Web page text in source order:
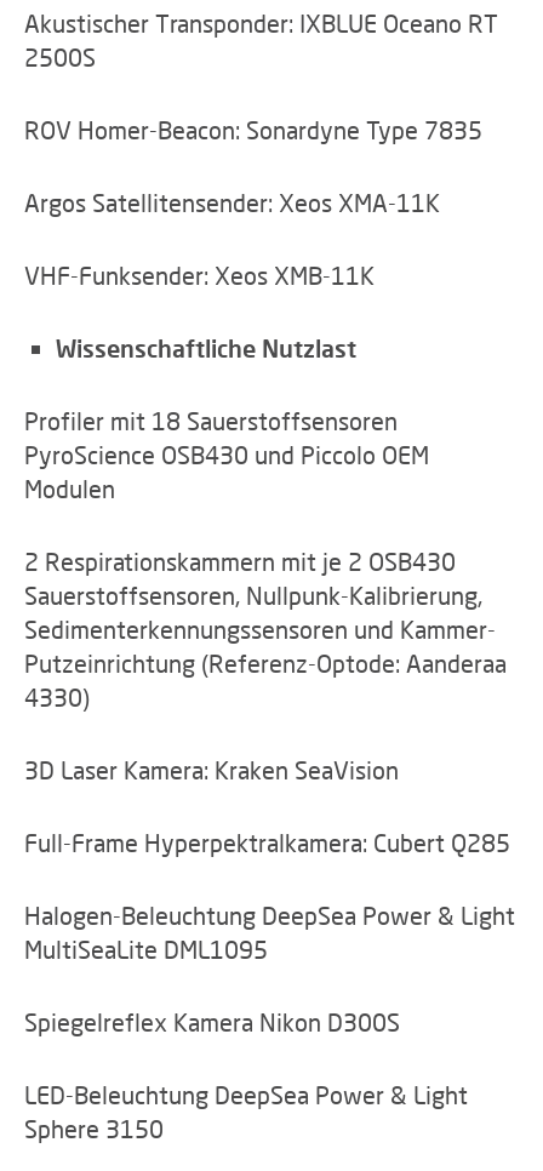
Akustischer Transponder: IXBLUE Oceano RT
2500S
ROV Homer-Beacon: Sonardyne Type 7835
Argos Satellitensender: Xeos XMA-11K
VHF-Funksender: Xeos XMB-11K
Wissenschaftliche Nutzlast
Profiler mit 18 Sauerstoffsensoren
PyroScience OSB430 und Piccolo OEM
Modulen
2 Respirationskammern mit je 2 OSB430
Sauerstoffsensoren, Nullpunk-Kalibrierung,
Sedimenterkennungssensoren und Kammer-
Putzeinrichtung (Referenz-Optode: Aanderaa
4330)
3D Laser Kamera: Kraken SeaVision
Full-Frame Hyperpektralkamera: Cubert Q285
Halogen-Beleuchtung DeepSea Power & Light
MultiSeaLite DML1095
Spiegelreflex Kamera Nikon D300S
LED-Beleuchtung DeepSea Power & Light
Sphere 3150